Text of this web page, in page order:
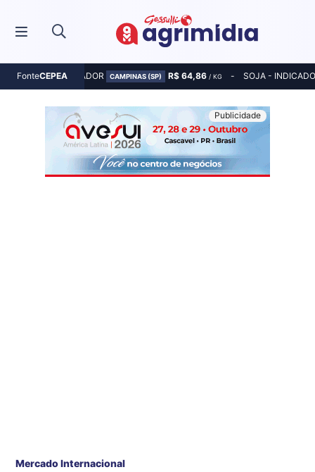
FonteCEPEA
MILHO - INDICADOR CAMPINAS (SP) R$ 64,86 / KG SOJA -
Mercado Internacional